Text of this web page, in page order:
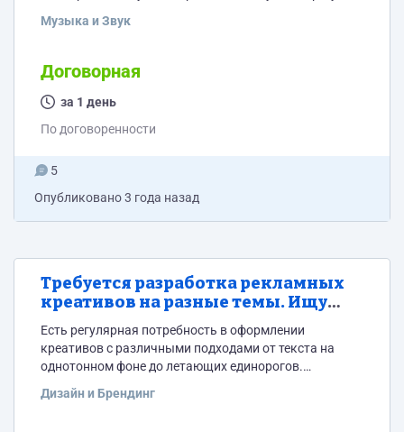
ресторана с панорамным видом на море" "Каждое
"Качественное обслуживание и внимание к деталям
сделают ваш обед незабываемым." "Заканчивайте
свой день идеально, наслаждаясь захватывающими
европейской кухни. Приглашаем в ресторан...
Музыка и Звук
Договорная
за 1 день
По договоренности
5
Опубликовано3 года назад
Требуется разработка рекламных
креативов на разные темы. Ищу
человека - не компанию
Есть регулярная потребность в оформлении
креативов с различными подходами от текста на
однотонном фоне до летающих единорогов.
к диалогу с адекватным Исполнителем. Спасибо за
Дизайн и Брендинг